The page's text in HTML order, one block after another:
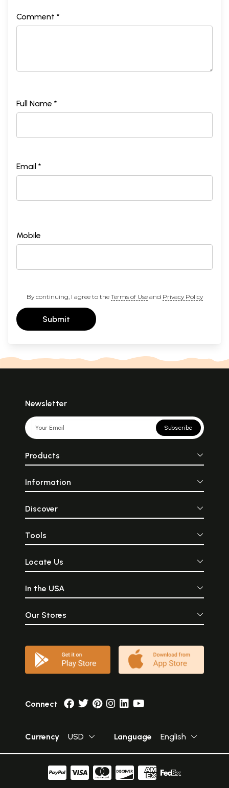
Comment *
Full Name *
Email *
Mobile
By continuing, I agree to the Terms of Useand Privacy Policy
Submit
Newsletter
Subscribe
Products
Information
Discover
Tools
Locate Us
In the USA
Our Stores
Connect
Currency USD Language English